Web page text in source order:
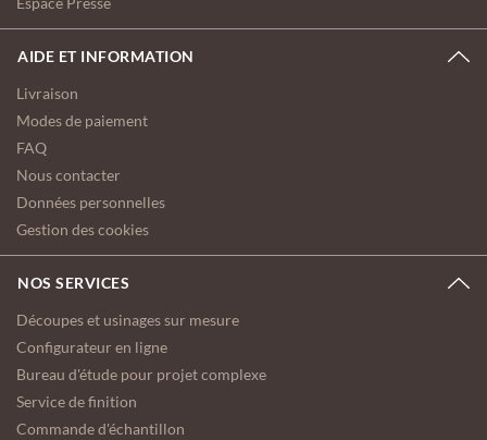
AIDE ET INFORMATION
Livraison
Modes de paiement
FAQ
Nous contacter
Données personnelles
Gestion des cookies
NOS SERVICES
Découpes et usinages sur mesure
Configurateur en ligne
Bureau d'étude pour projet complexe
Service de finition
Commande d'échantillon